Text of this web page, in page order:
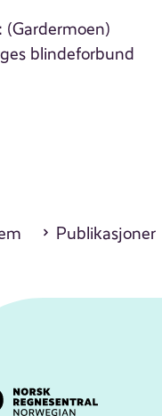
(Gardermoen)
blindeforbund
Publikasjoner